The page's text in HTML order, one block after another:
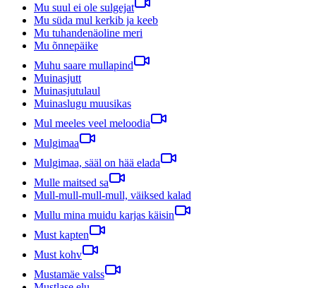
Mu suul ei ole sulgejat
Mu süda mul kerkib ja keeb
Mu tuhandenäoline meri
Mu õnnepäike
Muhu saare mullapind
Muinasjutt
Muinasjutulaul
Muinaslugu muusikas
Mul meeles veel meloodia
Mulgimaa
Mulgimaa, sääl on hää elada
Mulle maitsed sa
Mull-mull-mull-mull, väiksed kalad
Mullu mina muidu karjas käisin
Must kapten
Must kohv
Mustamäe valss